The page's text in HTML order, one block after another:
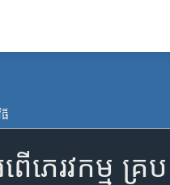
ធី​
ើ​ភេរវកម្ម គ្